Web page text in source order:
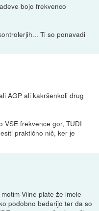
bojo frekvenco
Ti so ponavadi
AGP ali kakršenkoli drug
VSE frekvence gor, TUDI
praktično nič, ker je
Viine plate že imele
podobno bedarijo ter da so